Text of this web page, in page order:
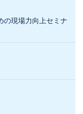
の現場力向上セミナ